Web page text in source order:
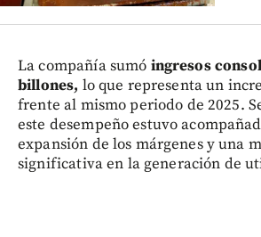
La compañía sumó ingresos
billones, lo que representa un
frente al mismo periodo de 2025.
este desempeño estuvo
expansión de los márgenes y una
significativa en la generación de